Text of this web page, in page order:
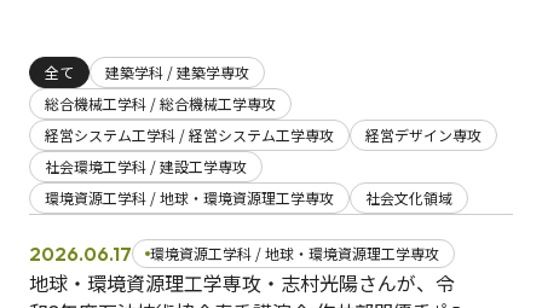
ワード検索
検索
早稲田大学 早稲田大学 理工学術院
交通アクセス
入試情報
学費 奨学金
日本語 English
全て
建築学科 / 建築学専攻
総合機械工学科 / 総合機械工学専攻
経営システム工学科 / 経営システム工学専攻
経営デザイン専攻
社会環境工学科 / 建設工学専攻
環境資源工学科 / 地球・環境資源理工学専攻
社会文化領域
2026.06.17 環境資源工学科 / 地球・環境資源理工学専攻
地球・環境資源理工学専攻・志村光陽さんが、令